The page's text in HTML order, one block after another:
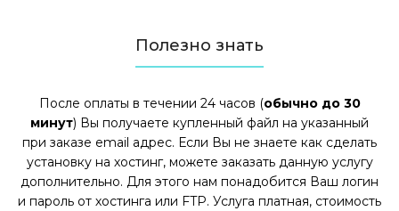
Полезно знать
После оплаты в течении 24 часов (обычно до 30
минут) Вы получаете купленный файл на указанный
при заказе email адрес. Если Вы не знаете как сделать
установку на хостинг, можете заказать данную услугу
дополнительно. Для этого нам понадобится Ваш логин
и пароль от хостинга или FTP. Услуга платная, стоимость